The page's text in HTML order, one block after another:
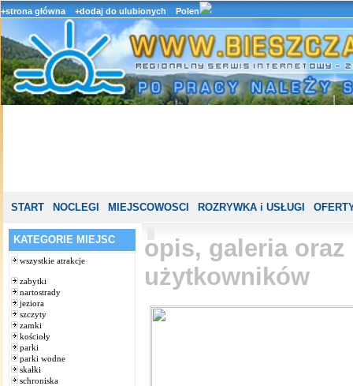
+strona główna +dodaj do ulubionych Polen
START NOCLEGI MIEJSCOWOSCI ROZRYWKA i USŁUGI
KATEGORIE MIEJSC
wszystkie atrakcje
zabytki
nartostrady
jeziora
szczyty
zamki
kościoły
parki
parki wodne
skałki
schroniska
opis, galeria oraz
użytkowników